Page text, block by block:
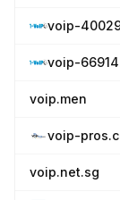
voip-
voip-
voip.men
voip-
voip.net.sg